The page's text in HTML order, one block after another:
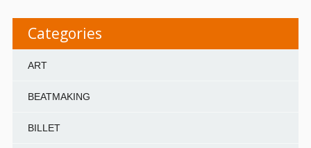
Categories
ART
BEATMAKING
BILLET